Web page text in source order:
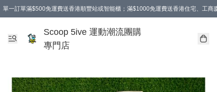
單一訂單滿$500免運費送香港順豐站或智能櫃；滿$1000免運費送香港住宅、工商
Scoop 5ive 運動潮流團購
專門店